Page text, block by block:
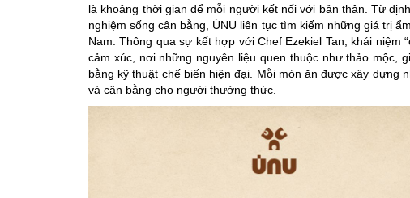
là khoảng thời gian để mỗi người kết nối với bản thân. Từ
nghiệm sống cân bằng, ÚNU liên tục tìm kiếm những giá trị
Nam. Thông qua sự kết hợp với Chef Ezekiel Tan, khái niệm
cảm xúc, nơi những nguyên liệu quen thuộc như thảo mộc,
bằng kỹ thuật chế biến hiện đại. Mỗi món ăn được xây dựng
và cân bằng cho người thưởng thức.